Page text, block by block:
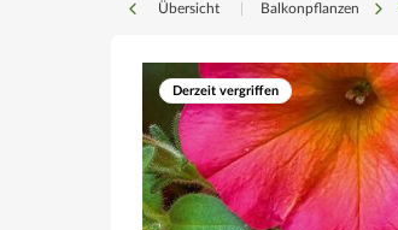
Übersicht Balkonpflanzen
Derzeit vergriffen